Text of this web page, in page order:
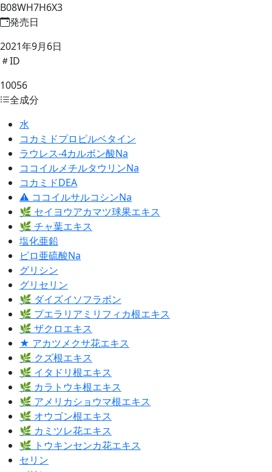
B08WH7H6X3
発売日
2021年9月6日
ID
10056
全成分
水
コカミドプロピルベタイン
ラウレス-4カルボン酸Na
ココイルメチルタウリンNa
コカミドDEA
⚠ ココイルサルコシンNa
🌿 セイヨウアカマツ球果エキス
🌿 チャ葉エキス
塩化亜鉛
ピロ亜硫酸Na
グリシン
グリセリン
🌿 ダイズイソフラボン
🌿 プエラリアミリフィカ根エキス
🌿 ザクロエキス
★ アカツメクサ花エキス
🌿 クズ根エキス
🌿 イタドリ根エキス
🌿 カラトウキ根エキス
🌿 アメリカショウマ根エキス
🌿 オウゴン根エキス
🌿 カミツレ花エキス
🌿 トウキンセンカ花エキス
セリン